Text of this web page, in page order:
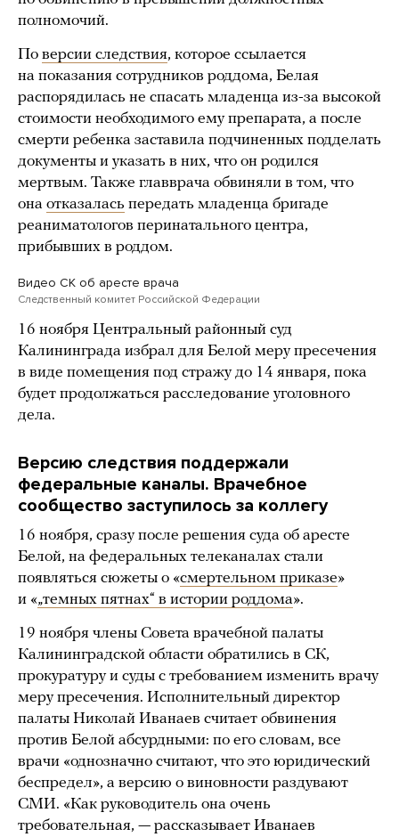
полномочий.
По версии следствия, которое ссылается
на показания сотрудников роддома, Белая
распорядилась не спасать младенца из-за высокой
стоимости необходимого ему препарата, а после
смерти ребенка заставила подчиненных подделать
документы и указать в них, что он родился
мертвым. Также главврача обвиняли в том, что
она отказалась передать младенца бригаде
реаниматологов перинатального центра,
прибывших в роддом.
Видео СК об аресте врача
Следственный комитет Российской Федерации
16 ноября Центральный районный суд
Калининграда избрал для Белой меру пресечения
в виде помещения под стражу до 14 января, пока
будет продолжаться расследование уголовного
дела.
Версию следствия поддержали
федеральные каналы. Врачебное
сообщество заступилось за коллегу
16 ноября, сразу после решения суда об аресте
Белой, на федеральных телеканалах стали
появляться сюжеты о «смертельном приказе»
и «„темных пятнах“ в истории роддома».
19 ноября члены Совета врачебной палаты
Калининградской области обратились в СК,
прокуратуру и суды с требованием изменить врачу
меру пресечения. Исполнительный директор
палаты Николай Иванаев считает обвинения
против Белой абсурдными: по его словам, все
врачи «однозначно считают, что это юридический
беспредел», а версию о виновности раздувают
СМИ. «Как руководитель она очень
требовательная, — рассказывает Иванаев